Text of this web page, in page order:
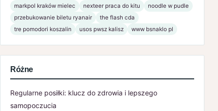
markpol kraków mielec
nexteer praca do kitu
noodle w pudle
przebukowanie biletu ryanair
the flash cda
tre pomodori koszalin
usos pwsz kalisz www bsnaklo pl
Różne
Regularne posiłki: klucz do zdrowia i lepszego
samopoczucia